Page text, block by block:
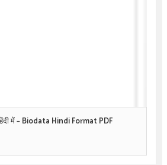
हिंदी में – Biodata Hindi Format PDF